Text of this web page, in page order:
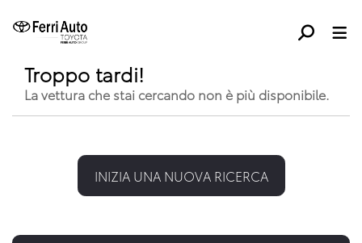
Troppo tardi!
La vettura che stai cercando non è più disponibile.
INIZIA UNA NUOVA RICERCA